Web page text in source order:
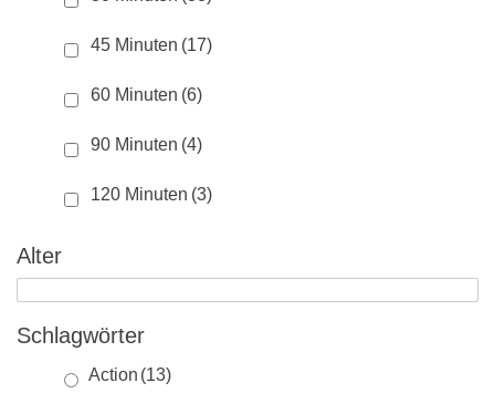
45 Minuten (17)
60 Minuten (6)
90 Minuten (4)
120 Minuten (3)
Alter
Schlagwörter
Action (13)